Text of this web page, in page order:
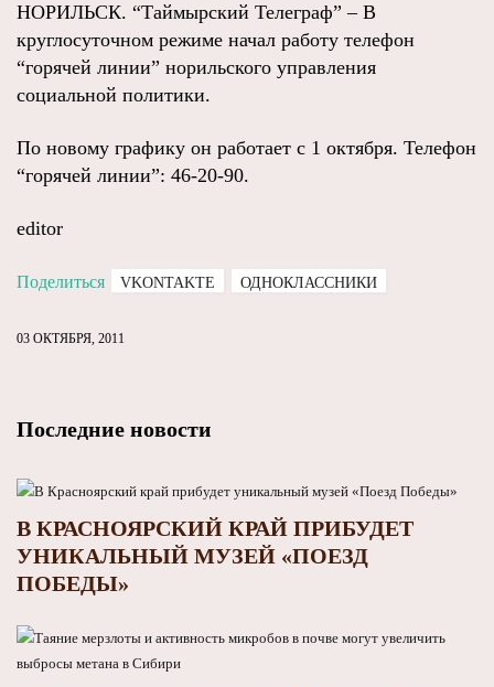
НОРИЛЬСК. “Таймырский Телеграф” – В
круглосуточном режиме начал работу телефон
“горячей линии” норильского управления
социальной политики.
По новому графику он работает с 1 октября. Телефон
“горячей линии”: 46-20-90.
editor
Поделиться VKONTAKTE ОДНОКЛАССНИКИ
03 ОКТЯБРЯ, 2011
Последние новости
В КРАСНОЯРСКИЙ КРАЙ ПРИБУДЕТ
УНИКАЛЬНЫЙ МУЗЕЙ «ПОЕЗД
ПОБЕДЫ»